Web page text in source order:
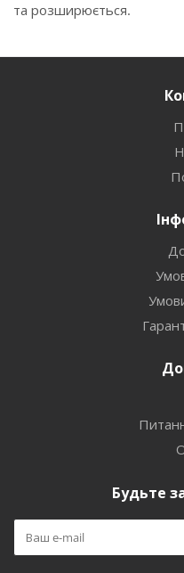
та розширюється.
Будьте